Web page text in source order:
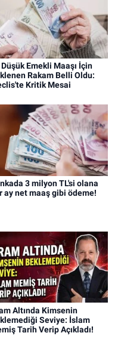
Düşük Emekli Maaşı İçin
Rakam Belli Oldu:
Kritik Mesai
3 milyon TL'si olana
ay net maaş gibi ödeme!
Altında Kimsenin
Seviye: İslam
Tarih Verip Açıkladı!